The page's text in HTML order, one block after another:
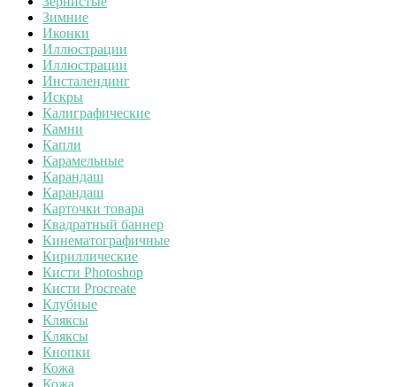
Зимние
Иконки
Иллюстрации
Иллюстрации
Инсталендинг
Искры
Калиграфические
Камни
Капли
Карамельные
Карандаш
Карандаш
Карточки товара
Квадратный баннер
Кинематографичные
Кириллические
Кисти Photoshop
Кисти Procreate
Клубные
Кляксы
Кляксы
Кнопки
Кожа
Кожа